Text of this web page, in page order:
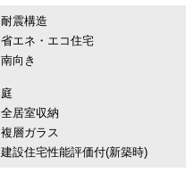
耐震構造
省エネ・エコ住宅
南向き
庭
全居室収納
複層ガラス
建設住宅性能評価付(新築時)